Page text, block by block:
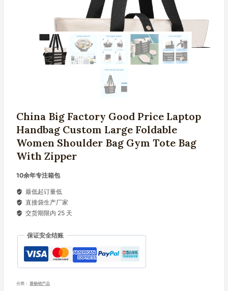
China Big Factory Good Price Laptop
Handbag Custom Large Foldable
Women Shoulder Bag Gym Tote Bag
With Zipper
10余年专注箱包
最低起订量低
直接袋生产厂家
交货期限内 25 天
保证安全结账
分类： 最畅销产品